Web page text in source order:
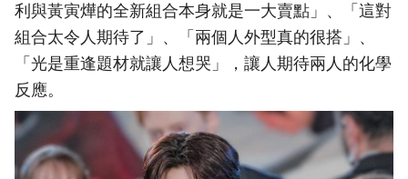
利與黃寅燁的全新組合本身就是一大賣點」、「這對
組合太令人期待了」、「兩個人外型真的很搭」、
「光是重逢題材就讓人想哭」，讓人期待兩人的化學
反應。